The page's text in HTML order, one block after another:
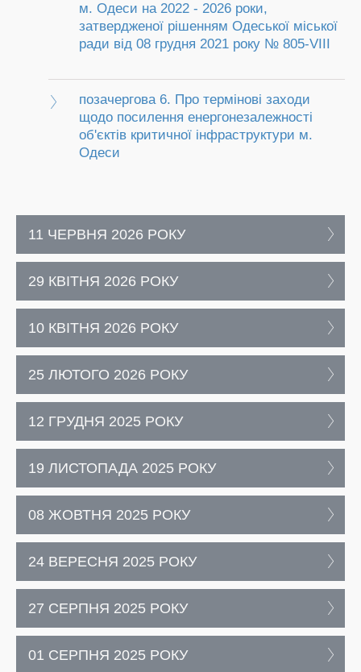
м. Одеси на 2022 - 2026 роки,
затвердженої рішенням Одеської міської
ради від 08 грудня 2021 року № 805-VIIІ
позачергова 6. Про термінові заходи
щодо посилення енергонезалежності
об'єктів критичної інфраструктури м.
Одеси
11 ЧЕРВНЯ 2026 РОКУ
29 КВІТНЯ 2026 РОКУ
10 КВІТНЯ 2026 РОКУ
25 ЛЮТОГО 2026 РОКУ
12 ГРУДНЯ 2025 РОКУ
19 ЛИСТОПАДА 2025 РОКУ
08 ЖОВТНЯ 2025 РОКУ
24 ВЕРЕСНЯ 2025 РОКУ
27 СЕРПНЯ 2025 РОКУ
01 СЕРПНЯ 2025 РОКУ